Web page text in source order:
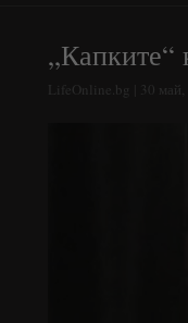
„Капките“
LifeOnline.bg | 30